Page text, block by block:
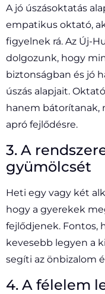
A jó úszásoktatás
empatikus oktató,
figyelnek rá. Az Új-
dolgozunk, hogy
biztonságban és jó
úszás alapjait.
hanem bátorítanak,
apró fejlődésre.
3. A
gyümölcsét
Heti egy vagy két
hogy a gyerekek
fejlődjenek. Fontos,
kevesebb legyen a
segíti az önbizalom
4. A félelem